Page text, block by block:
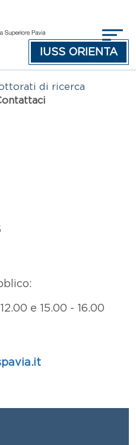
IUSS ORIENTA
di ricerca
e 15.00 - 16.00